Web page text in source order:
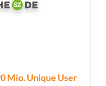
Mio. Unique User